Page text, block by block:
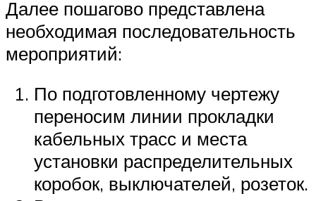
Далее пошагово представлена
необходимая последовательность
мероприятий:
По подготовленному чертежу
переносим линии прокладки
кабельных трасс и места
установки распределительных
коробок, выключателей, розеток.